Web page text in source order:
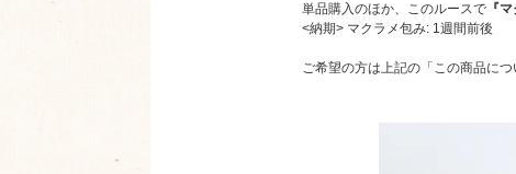
単品購入のほか、このルースで『マ
<納期> マクラメ包み: 1週間前後
ご希望の方は上記の「この商品に